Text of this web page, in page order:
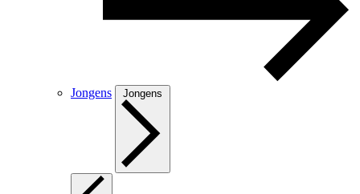
Jongens Jongens